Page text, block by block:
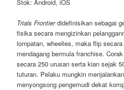
Stok: Android, iOS
Trials Frontierdidefinisikan sebagai
fisika secara mengizinkan
lompatan, wheelies, maka flip
mendagang bermula franchise.
secara 250 urusan serta kian sejak
tuturan. Pelaku mungkin
menyongsong pengemudi dekat